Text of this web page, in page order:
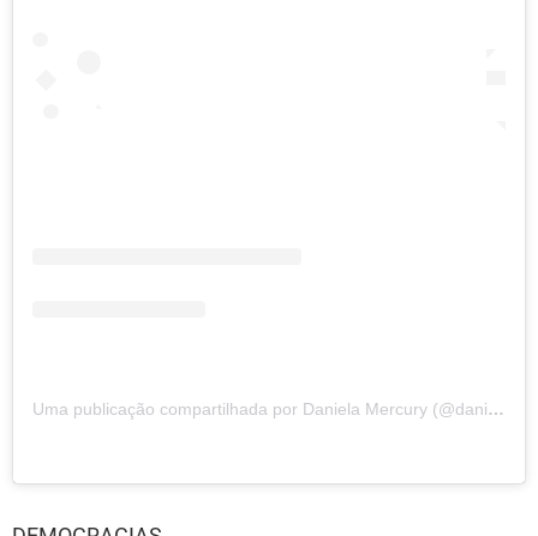
Uma publicação compartilhada por Daniela Mercury (@danielamercury)